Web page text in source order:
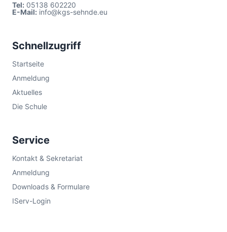
Tel: 05138 602220
E-Mail: info@kgs-sehnde.eu
Schnellzugriff
Startseite
Anmeldung
Aktuelles
Die Schule
Service
Kontakt & Sekretariat
Anmeldung
Downloads & Formulare
IServ-Login